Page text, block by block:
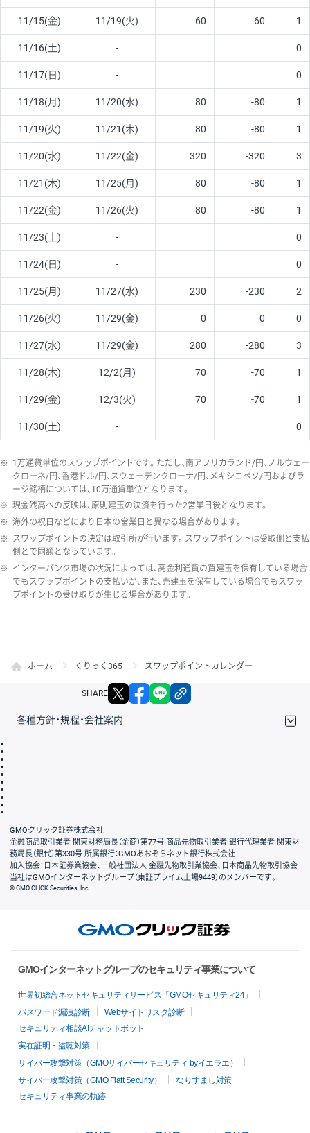
11/15(金) 11/19(火) 60 -60 1
11/16(土) - 0
11/17(日) - 0
11/18(月) 11/20(水) 80 -80 1
11/19(火) 11/21(木) 80 -80 1
11/20(水) 11/22(金) 320 -320 3
11/21(木) 11/25(月) 80 -80 1
11/22(金) 11/26(火) 80 -80 1
11/23(土) - 0
11/24(日) - 0
11/25(月) 11/27(水) 230 -230 2
11/26(火) 11/29(金) 0 0 0
11/27(水) 11/29(金) 280 -280 3
11/28(木) 12/2(月) 70 -70 1
11/29(金) 12/3(火) 70 -70 1
11/30(土) - 0
※ 1万通貨単位のスワップポイントです。ただし、南アフリカランド/円、ノルウェー
クローネ/円、香港ドル/円、スウェーデンクローナ/円、メキシコペソ/円およびラ
ージ銘柄については、10万通貨単位となります。
※ 現金残高への反映は、原則建玉の決済を行った2営業日後となります。
※ 海外の祝日などにより日本の営業日と異なる場合があります。
※ スワップポイントの決定は取引所が行います。スワップポイントは受取側と支払
側とで同額となっています。
※ インターバンク市場の状況によっては、高金利通貨の買建玉を保有している場合
でもスワップポイントの支払いが、また、売建玉を保有している場合でもスワッ
プポイントの受け取りが生じる場合があります。
ホーム くりっく365 スワップポイントカレンダー
SHARE X facebook
各種方針・規程・会社案内
会社案内
GMOクリック証券株式会社
金融商品取引業者 関東財務局長（金商）第77号 商品先物取引業者 銀行代理業者 関東財
務局長（銀代）第330号 所属銀行：GMOあおぞらネット銀行株式会社
加入協会：日本証券業協会、一般社団法人 金融先物取引業協会、日本商品先物取引協会
当社はGMOインターネットグループ（東証プライム上場9449）のメンバーです。
© GMO CLICK Securities, Inc.
GMOインターネットグループのセキュリティ事業について
世界初総合ネットセキュリティサービス「GMOセキュリティ24」
パスワード漏洩診断
Webサイトリスク診断
セキュリティ相談AIチャットボット
実在証明・盗聴対策
サイバー攻撃対策（GMOサイバーセキュリティ byイエラエ）
サイバー攻撃対策（GMO Flatt Security）
なりすまし対策
セキュリティ事業の軌跡